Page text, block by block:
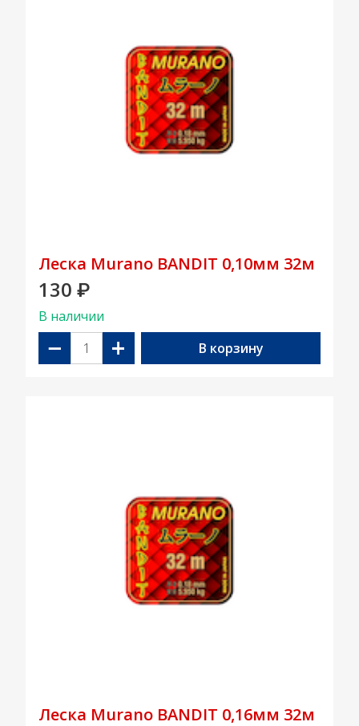
Леска Murano BANDIT 0,10мм 32м
130 ₽
В наличии
− + В корзину
Леска Murano BANDIT 0,16мм 32м